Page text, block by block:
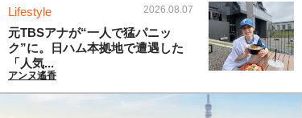
Lifestyle 2026.08.07
元TBSアナが“一人で猛パニッ
ク”に。日ハム本拠地で遭遇した
「人気...
アンヌ遙香